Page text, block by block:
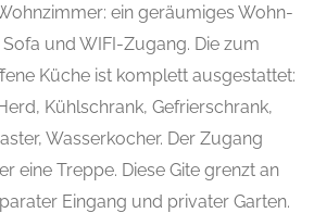
ein geräumiges Wohn-
und WIFI-Zugang. Die zum
Küche ist komplett ausgestattet:
Kühlschrank, Gefrierschrank,
Wasserkocher. Der Zugang
eine Treppe. Diese Gite grenzt an
Eingang und privater Garten.